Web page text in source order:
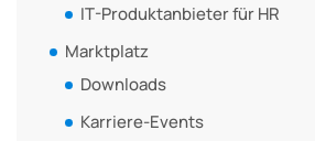
IT-Produktanbieter für HR
Marktplatz
Downloads
Karriere-Events